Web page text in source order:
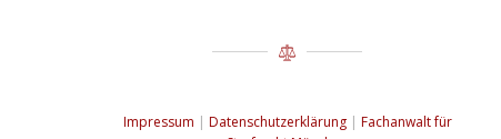
Impressum | Datenschutzerklärung| Fachanwalt für